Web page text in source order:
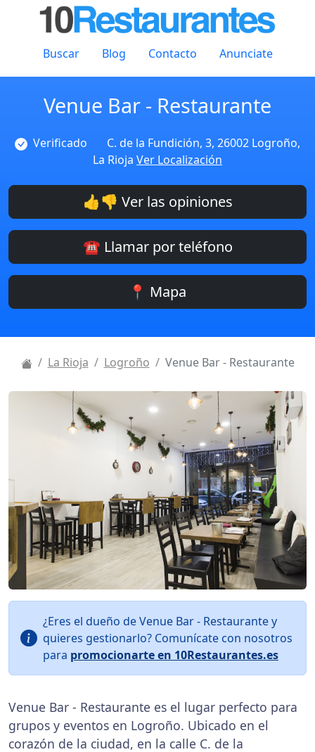
Buscar Blog Contacto Anunciate
Venue Bar - Restaurante
Verificado
C. de la Fundición, 3, 26002 Logroño,
La Rioja Ver Localización
👍👎 Ver las opiniones
☎️ Llamar por teléfono
📍 Mapa
La Rioja Logroño Venue Bar - Restaurante
¿Eres el dueño de Venue Bar - Restaurante y
quieres gestionarlo? Comunícate con nosotros
para promocionarte en 10Restaurantes.es
Venue Bar - Restaurante es el lugar perfecto para
grupos y eventos en Logroño. Ubicado en el
corazón de la ciudad, en la calle C. de la